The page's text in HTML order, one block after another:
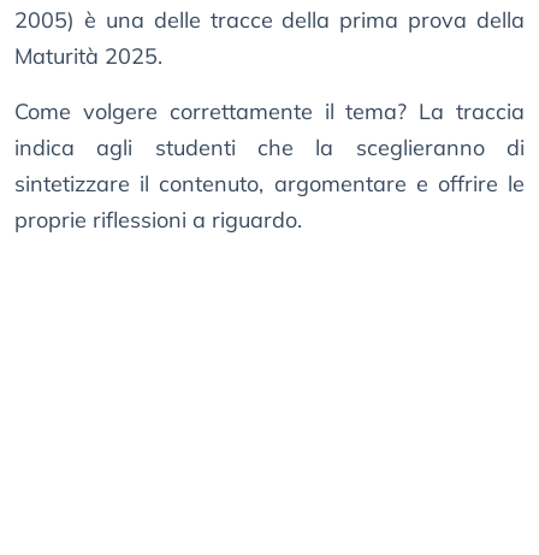
2005) è una delle tracce della prima prova della
Maturità 2025.
Come volgere correttamente il tema? La traccia
indica agli studenti che la sceglieranno di
sintetizzare il contenuto, argomentare e offrire le
proprie riflessioni a riguardo.